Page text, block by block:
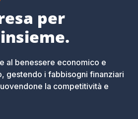
per
al benessere economico e
gestendo i fabbisogni finanziari
la competitività e